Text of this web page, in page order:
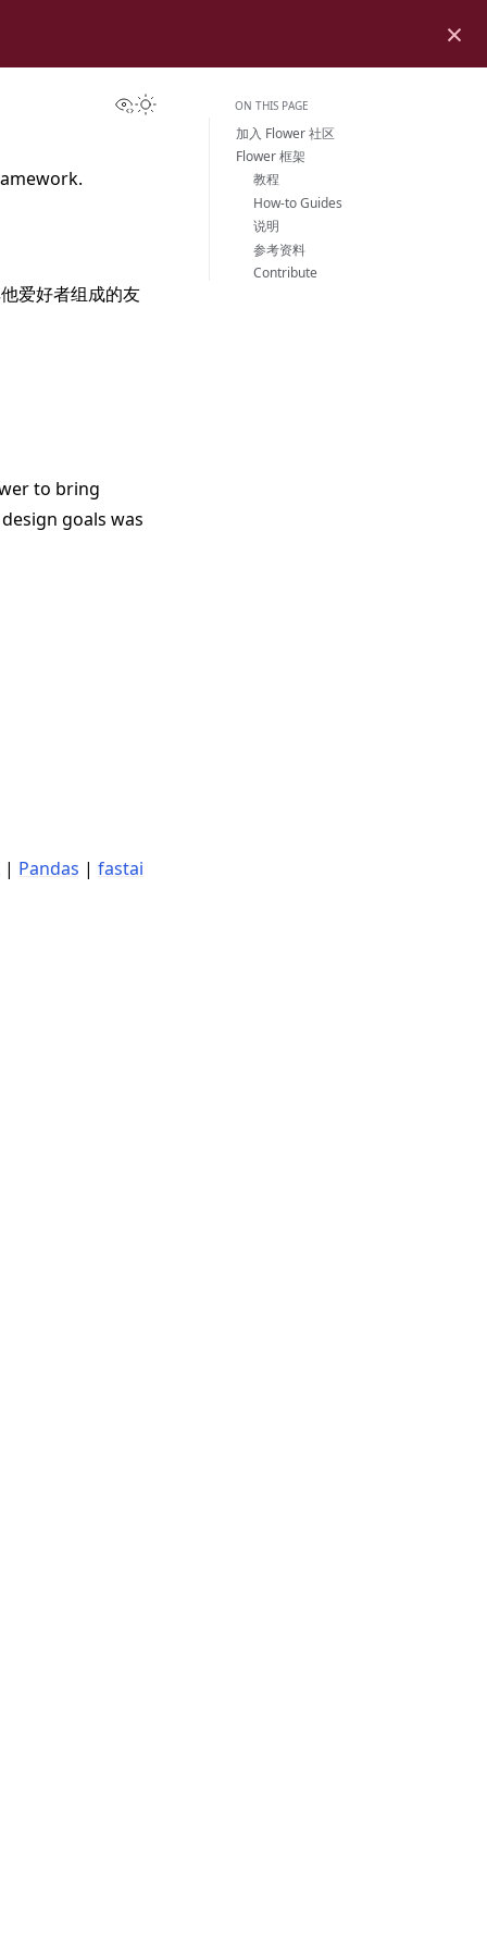
×
View this page
Toggle Light / Dark / Auto color theme
爱好者组成的友
to bring
goals was
| Pandas | fastai
ON THIS PAGE
加入 Flower 社区
Flower 框架
教程
How-to Guides
说明
参考资料
Contribute